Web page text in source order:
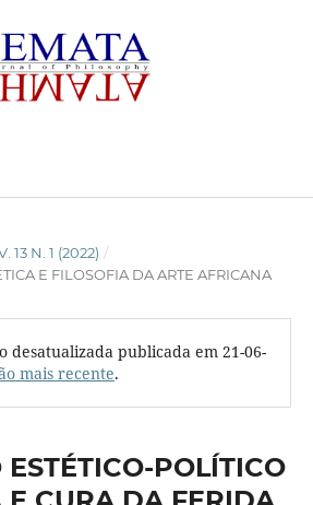
13 N. 1 (2022) /
E FILOSOFIA DA ARTE AFRICANA
desatualizada publicada em 21-06-
mais recente.
POLÍTICO